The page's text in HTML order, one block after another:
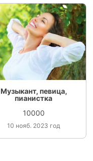
Музыкант, певица,
пианистка
10000
10 нояб. 2023 год